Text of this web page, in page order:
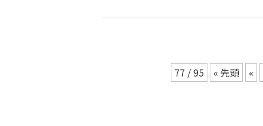
77 / 95 « 先頭 «